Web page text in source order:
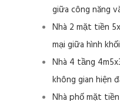
giữa công năng
Nhà 2 mặt tiền
mại giữa hình
Nhà 4 tầng
không gian hiện
Nhà phố mặt